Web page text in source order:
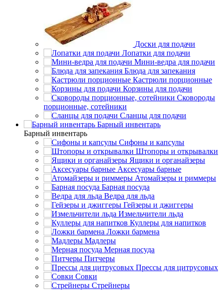
Доски для подачи
Лопатки для подачи
Мини-ведра для подачи
Блюда для запекания
Кастрюли порционные
Корзины для подачи
Сковороды
порционные, сотейники
Сланцы для подачи
Барный инвентарь
Барный инвентарь
Сифоны и капсулы
Штопоры и открывалки
Ящики и органайзеры
Аксесуары барные
Атомайзеры и риммеры
Барная посуда
Ведра для льда
Гейзеры и джиггеры
Измельчители льда
Куллеры для напитков
Ложки бармена
Мадлеры
Мерная посуда
Питчеры
Прессы для цитрусовых
Совки
Стрейнеры